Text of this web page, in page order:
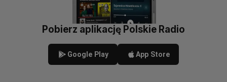
Pobierz aplikację Polskie Radio
Google Play App Store